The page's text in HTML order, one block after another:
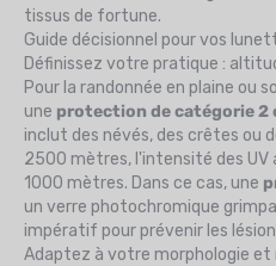
tissus de fortune.
Guide décisionnel pour vos
Définissez votre pratique :
Pour la randonnée en plaine ou
une protection de catégorie 2
inclut des névés, des crêtes ou
2500 mètres, l'intensité des UV
1000 mètres. Dans ce cas, une
un verre photochromique
impératif pour prévenir les
Adaptez à votre morphologie